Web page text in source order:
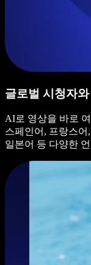
글로벌 시청자
AI로 영상을 바로
스페인어, 프랑스
일본어 등 다양한